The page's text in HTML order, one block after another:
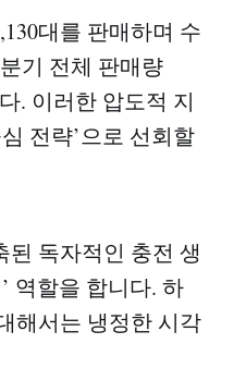
대를 판매하며 수
기 전체 판매량
. 이러한 압도적 지
전략’으로 선회할
된 독자적인 충전 생
역할을 합니다. 하
해서는 냉정한 시각